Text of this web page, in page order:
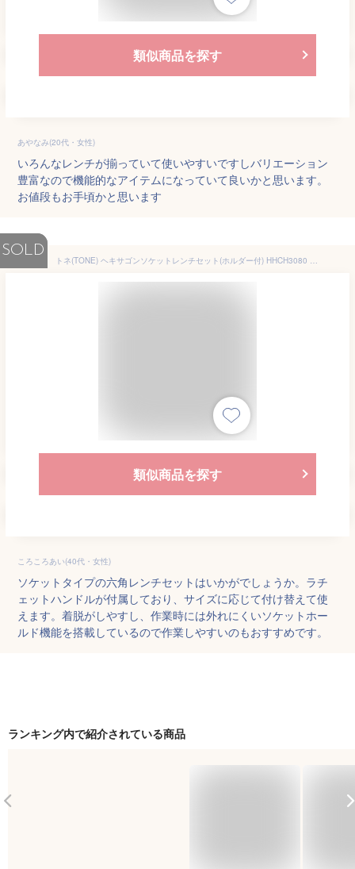
類似商品を探す
あやなみ(20代・女性)
いろんなレンチが揃っていて使いやすいですしバリエーション
豊富なので機能的なアイテムになっていて良いかと思います。
お値段もお手頃かと思います
SOLD
トネ(TONE) ヘキサゴンソケットレンチセット(ホルダー付) HHCH3080 差込角9.5mm(3/8&quot;) 内容7点
類似商品を探す
ころころあい(40代・女性)
ソケットタイプの六角レンチセットはいかがでしょうか。ラチ
ェットハンドルが付属しており、サイズに応じて付け替えて使
えます。着脱がしやすし、作業時には外れにくいソケットホー
ルド機能を搭載しているので作業しやすいのもおすすめです。
ランキング内で紹介されている商品